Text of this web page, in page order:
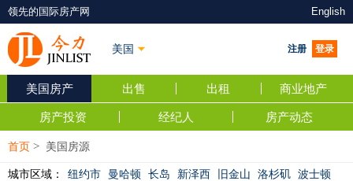
领先的国际房产网 English
美国 注册 登录
美国房产 出售 出租 商业地产
房产投资 经纪人 房产动态
首页 > 美国房源
城市区域： 纽约市 曼哈顿 长岛 新泽西 旧金山 洛杉矶 波士顿